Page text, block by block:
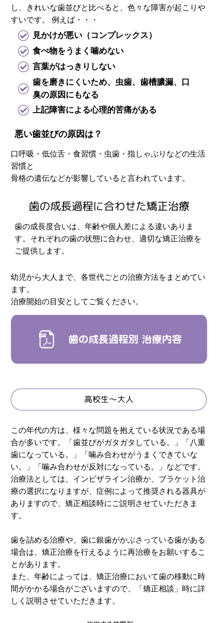
し、きれいな歯並びと比べると、色々な障害が起こりや
すいです。
例えば・・・
見かけが悪い（コンプレックス）
食べ物をうまく噛めない
言葉がはっきりしない
歯を磨きにくいため、虫歯、歯槽膿漏、口
臭の原因にもなる
上記障害による心理的苦痛がある
悪い歯並びの原因は？
口呼吸・低位舌・食習慣・虫歯・指しゃぶりなどの生活
習慣と
骨格の遺伝などが影響していると言われています。
歯の成長過程に合わせた矯正治療
歯の成長度合いは、年齢や個人差による違いありま
す。それぞれの歯の状態に合わせ、適切な矯正治療を
ご提供します。
幼児から大人まで、各世代ごとの治療方法をまとめてい
ます。
治療開始の目安としてご覧ください。
高校生～大人
この年代の方は、様々な問題を抱えている状況である場
合が多いです。「歯並びがガタガタしている。」「八重
歯になっている。」「噛み合わせがうまくできていな
い。」「噛み合わせが反対になっている。」などです。
治療法としては、インビザライン治療か、ブラケット治
療の選択になりますが、症例によって推奨される器具が
ありますので、矯正相談時にご説明させていただきま
す。
歯を詰める治療や、歯に銀歯がかぶさっている歯がある
場合は、矯正治療を行えるように再治療をお願いするこ
とがあります。
また、年齢によっては、矯正治療において歯の移動に時
間がかかる場合がございますので、「矯正相談」時に詳
しく説明させていただきます。